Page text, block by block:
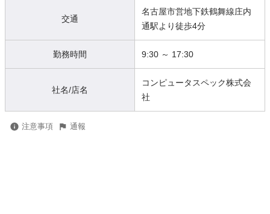
交通
名古屋市営地下鉄鶴舞線庄内
通駅より徒歩4分
勤務時間 9:30 ～ 17:30
社名/店名
コンピュータスペック株式会
社
注意事項 通報